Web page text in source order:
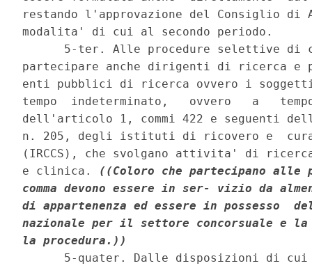
restando l'approvazione del Consiglio di
modalita' di cui al secondo periodo.
5-ter. Alle procedure selettive di
partecipare anche dirigenti di ricerca
enti pubblici di ricerca ovvero i
tempo  indeterminato,   ovvero   a
dell'articolo 1, commi 422 e seguenti
n. 205, degli istituti di ricovero e
(IRCCS), che svolgano attivita' di
e clinica. ((Coloro che partecipano alle
comma devono essere in ser- vizio da
di appartenenza ed essere in possesso
nazionale per il settore concorsuale e
la procedura.))
5-quater. Dalle disposizioni di